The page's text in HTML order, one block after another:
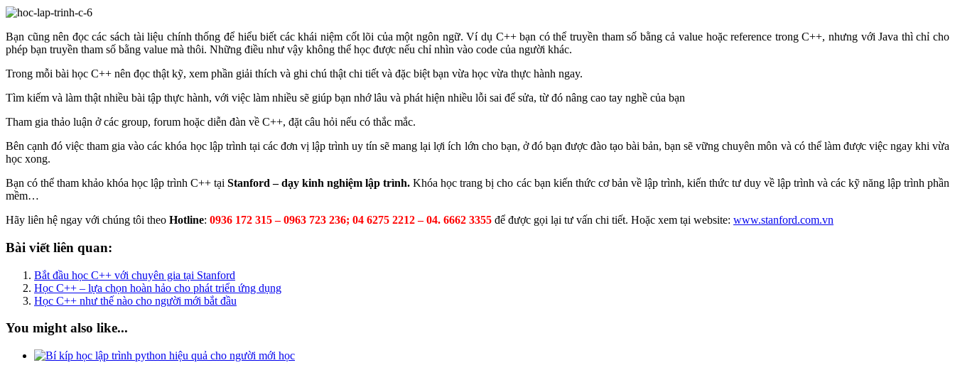
Bạn cũng nên đọc các sách tài liệu chính thống để hiểu biết các khái niệm cốt lõi của một ngôn ngữ. Ví dụ C++ bạn có thể truyền tham số bằng cả value hoặc reference trong C++, nhưng với Java thì chỉ cho
phép bạn truyền tham số bằng value mà thôi. Những điều như vậy không thể học được nếu chỉ nhìn vào code của người khác.
Trong mỗi bài học C++ nên đọc thật kỹ, xem phần giải thích và ghi chú thật chi tiết và đặc biệt bạn vừa học vừa thực hành ngay.
Tìm kiếm và làm thật nhiều bài tập thực hành, với việc làm nhiều sẽ giúp bạn nhớ lâu và phát hiện nhiều lỗi sai để sửa, từ đó nâng cao tay nghề của bạn
Tham gia thảo luận ở các group, forum hoặc diễn đàn về C++, đặt câu hỏi nếu có thắc mắc.
Bên cạnh đó việc tham gia vào các khóa học lập trình tại các đơn vị lập trình uy tín sẽ mang lại lợi ích lớn cho bạn, ở đó bạn được đào tạo bài bản, bạn sẽ vững chuyên môn và có thể làm được việc ngay khi vừa
học xong.
Bạn có thể tham khảo khóa học lập trình C++ tạiStanford – dạy kinh nghiệm lập trình.Khóa học trang bị cho các bạn kiến thức cơ bản về lập trình, kiến thức tư duy về lập trình và các kỹ năng lập trình phần
mềm…
Hãy liên hệ ngay với chúng tôi theo Hotline: 0936 172 315 – 0963 723 236; 04 6275 2212 – 04. 6662 3355 để được gọi lại tư vấn chi tiết. Hoặc xem tại website: www.stanford.com.vn
Bài viết liên quan:
Bắt đầu học C++ với chuyên gia tại Stanford
Học C++ – lựa chọn hoàn hảo cho phát triển ứng dụng
Học C++ như thế nào cho người mới bắt đầu
You might also like...